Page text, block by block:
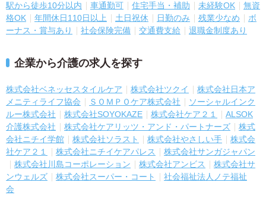
駅から徒歩10分以内 車通勤可 住宅手当・補助 未経験OK
無資
格OK
年間休日110日以上 土日祝休 日勤のみ 残業少なめ
ボ
ーナス・賞与あり
社会保険完備 交通費支給 退職金制度あり
企業から介護の求人を探す
株式会社ベネッセスタイルケア 株式会社ツクイ
株式会社日本ア
メニティライフ協会
ＳＯＭＰＯケア株式会社
ソーシャルインク
ルー株式会社
株式会社SOYOKAZE 株式会社ケア２１
ALSOK
介護株式会社
株式会社ケアリッツ・アンド・パートナーズ
株式
会社ニチイ学館
株式会社ソラスト 株式会社やさしい手
株式会
社ケア２１
株式会社ニチイケアパレス
株式会社サンガジャパン
株式会社川島コーポレーション
株式会社アンビス
株式会社サ
ンウェルズ
株式会社スーパー・コート
社会福祉法人ノテ福祉
会